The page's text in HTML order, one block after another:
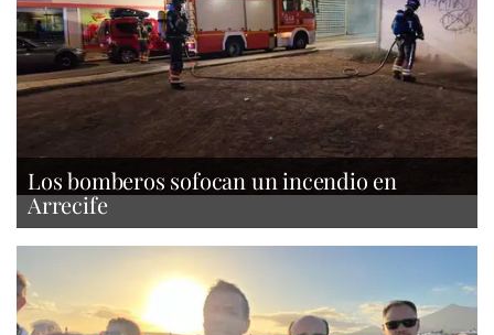
Los bomberos sofocan un incendio en
Arrecife